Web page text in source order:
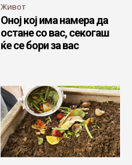
Живот
Оној кој има намера да
остане со вас, секогаш
ќе се бори за вас